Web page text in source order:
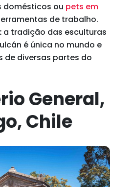
domésticos ou pets em
de trabalho.
a tradição das esculturas
é única no mundo e
de diversas partes do
General,
Chile